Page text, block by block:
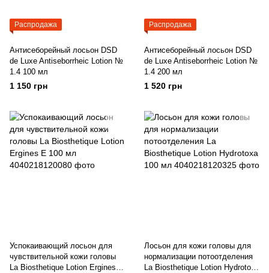
Распродажа
Антисеборейный лосьон DSD
de Luxe Antiseborrheic Lotion №
1.4 100 мл
1 150 грн
Распродажа
Антисеборейный лосьон DSD
de Luxe Antiseborrheic Lotion №
1.4 200 мл
1 520 грн
Успокаивающий лосьон для
чувствительной кожи головы
La Biosthetique Lotion Ergines E
Лосьон для кожи головы для
нормализации потоотделения
La Biosthetique Lotion Hydrotoxa